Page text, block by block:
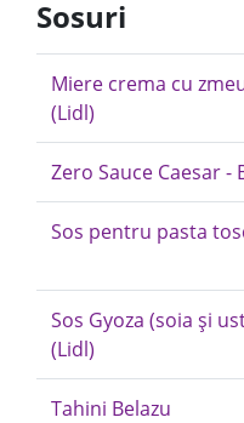
Sosuri
Miere crema cu
(Lidl)
Zero Sauce Caesar -
Sos pentru pasta
Sos Gyoza (soia și
(Lidl)
Tahini Belazu